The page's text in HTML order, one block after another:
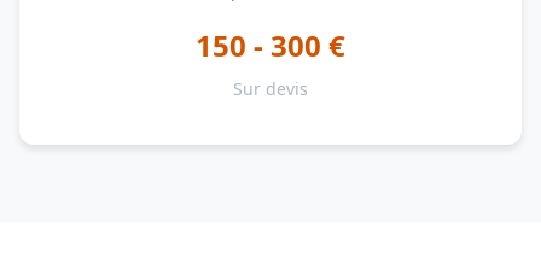
150 - 300 €
Sur devis